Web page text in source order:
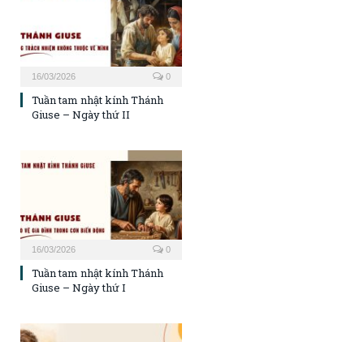
16/03/2026 0
Tuần tam nhật kính Thánh
Giuse – Ngày thứ II
16/03/2026 0
Tuần tam nhật kính Thánh
Giuse – Ngày thứ I